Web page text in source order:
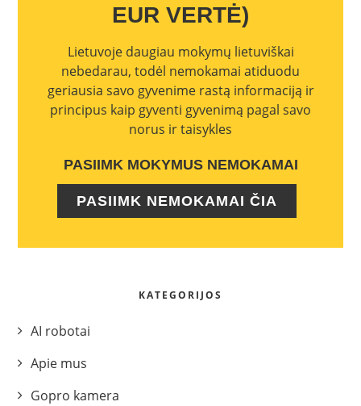
EUR VERTĖ)
Lietuvoje daugiau mokymų lietuviškai
nebedarau, todėl nemokamai atiduodu
geriausia savo gyvenime rastą informaciją ir
principus kaip gyventi gyvenimą pagal savo
norus ir taisykles
PASIIMK MOKYMUS NEMOKAMAI
PASIIMK NEMOKAMAI ČIA
KATEGORIJOS
AI robotai
Apie mus
Gopro kamera